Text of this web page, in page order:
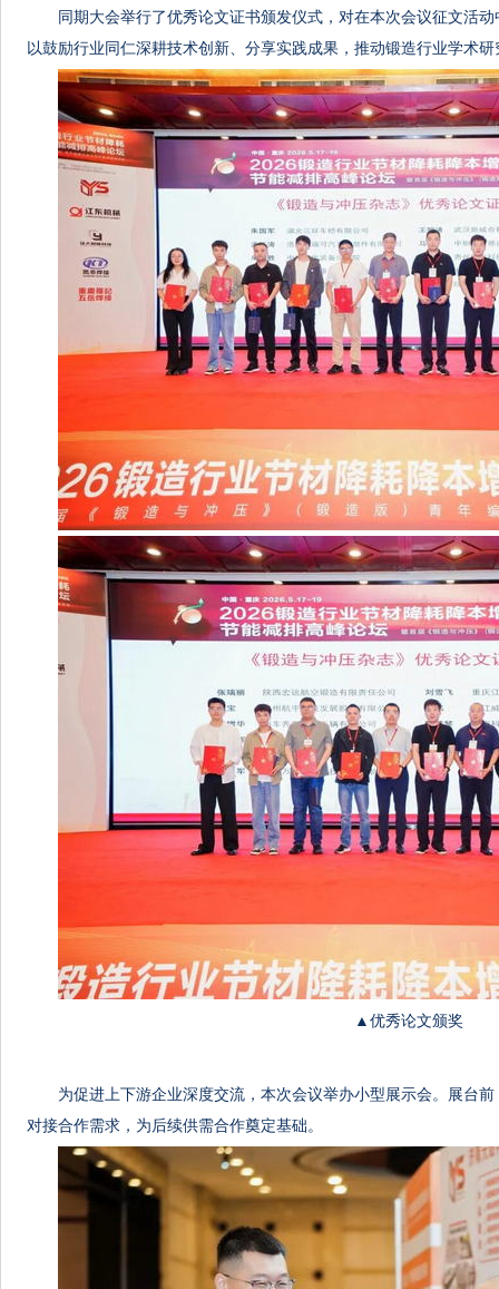
同期大会举行了优秀论文证书颁发仪式，对在本次会议征文活
以鼓励行业同仁深耕技术创新、分享实践成果，推动锻造行业学术
▲优秀论文颁奖
为促进上下游企业深度交流，本次会议举办小型展示会。展台
对接合作需求，为后续供需合作奠定基础。